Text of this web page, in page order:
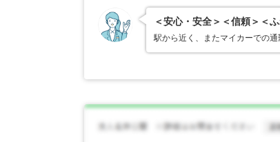
＜安心・安全＞＜信頼＞＜
駅から近く、またマイカーでの